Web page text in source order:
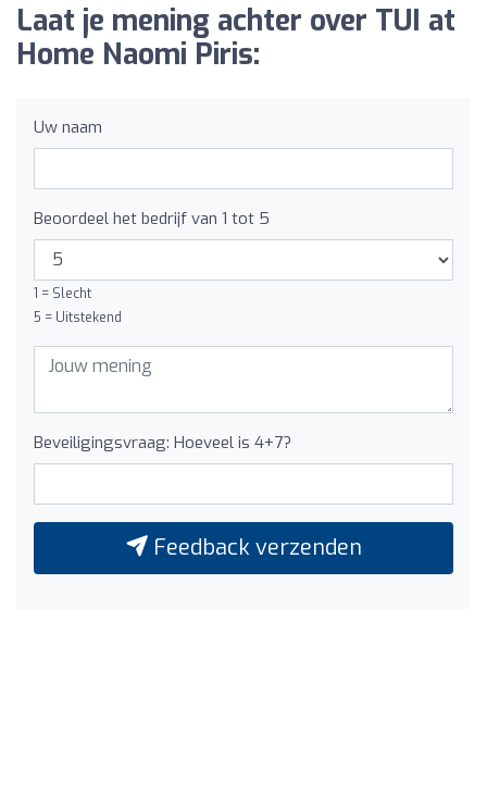
Laat je mening achter over TUI at
Home Naomi Piris:
Uw naam
Beoordeel het bedrijf van 1 tot 5
1 = Slecht
5 = Uitstekend
Beveiligingsvraag: Hoeveel is 4+7?
Feedback verzenden